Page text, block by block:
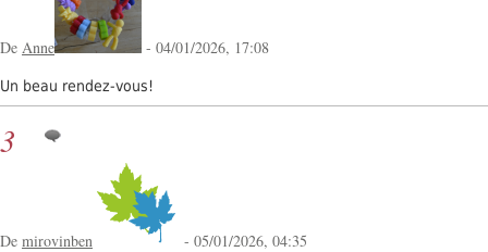
De Anne - 04/01/2026, 17:08
Un beau rendez-vous!
3
De mirovinben - 05/01/2026, 04:35